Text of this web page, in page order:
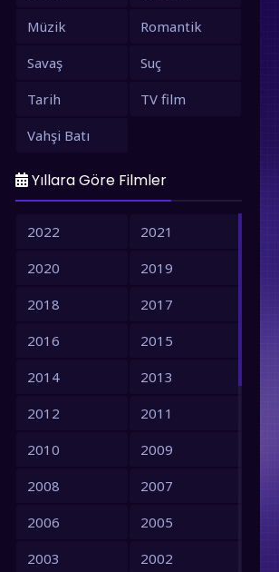
Müzik
Romantik
Savaş
Suç
Tarih
TV film
Vahşi Batı
Yıllara Göre Filmler
2022
2021
2020
2019
2018
2017
2016
2015
2014
2013
2012
2011
2010
2009
2008
2007
2006
2005
2003
2002